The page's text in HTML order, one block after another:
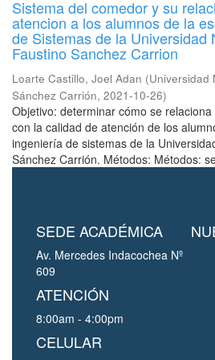
Sistema del comedor y su
atencion a los alumnos de la
de Sistemas de la Universidad
Faustino Sanchez Carrion
Loarte Castillo, Joel Adan (Universidad
Sánchez Carrión, 2021-10-26)
Objetivo: determinar cómo se
con la calidad de atención de los
ingeniería de sistemas de la
Sánchez Carrión. Métodos: Métodos:
SEDE ACADÉMICA
Av. Mercedes Indacochea Nº
609
ATENCIÓN
8:00am - 4:00pm
CELULAR